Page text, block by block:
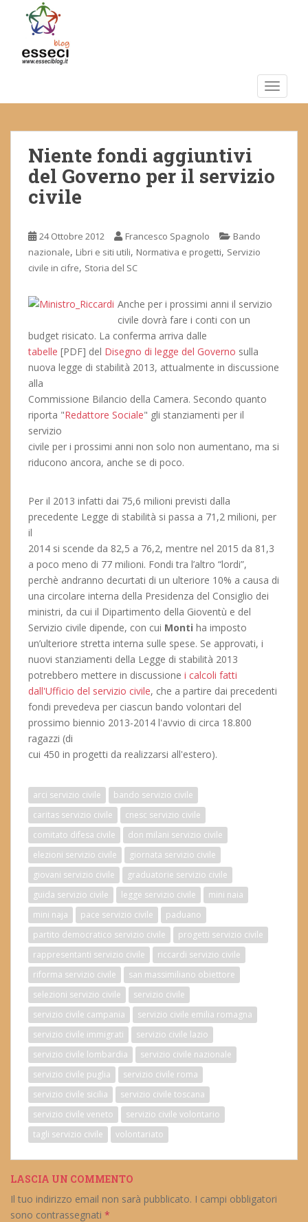
m
Niente fondi aggiuntivi
del Governo per il servizio
civile
24 Ottobre 2012 Francesco Spagnolo
Bando
nazionale, Libri e siti utili, Normativa e progetti, Servizio
civile in cifre, Storia del SC
Anche per i prossimi anni il servizio
civile dovrà fare i conti con un
budget risicato. La conferma arriva dalle
tabelle [PDF] del Disegno di legge del Governo sulla
nuova legge di stabilità 2013, attualmente in discussione
alla
Commissione Bilancio della Camera. Secondo quanto
riporta "Redattore Sociale" gli stanziamenti per il
servizio
civile per i prossimi anni non solo non aumentano, ma si
riducono ancora, anche se di poco.
Per il 2013 infatti dai 75,6 milioni previsti dalla
precedente Legge di stabilità si passa a 71,2 milioni, per
il
2014 si scende da 82,5 a 76,2, mentre nel 2015 da 81,3
a poco meno di 77 milioni. Fondi tra l’altro “lordi”,
perchè andranno decurtati di un ulteriore 10% a causa di
una circolare interna della Presidenza del Consiglio dei
ministri, da cui il Dipartimento della Gioventù e del
Servizio civile dipende, con cui Monti ha imposto
un’ulteriore stretta interna sulle spese. Se approvati, i
nuovi stanziamenti della Legge di stabilità 2013
potrebbero mettere in discussione i calcoli fatti
dall'Ufficio del servizio civile, che a partire dai precedenti
fondi prevedeva per ciascun bando volontari del
prossimo biennio 2013-2014 l'avvio di circa 18.800
ragazzi (di
cui 450 in progetti da realizzarsi all'estero).
arci servizio civile
bando servizio civile
caritas servizio civile
cnesc servizio civile
comitato difesa civile
don milani servizio civile
elezioni servizio civile
giornata servizio civile
giovani servizio civile
graduatorie servizio civile
guida servizio civile
legge servizio civile
mini naia
mini naja
pace servizio civile
paduano
partito democratico servizio civile
progetti servizio civile
rappresentanti servizio civile
riccardi servizio civile
riforma servizio civile
san massimiliano obiettore
selezioni servizio civile
servizio civile
servizio civile campania
servizio civile emilia romagna
servizio civile immigrati
servizio civile lazio
servizio civile lombardia
servizio civile nazionale
servizio civile puglia
servizio civile roma
servizio civile sicilia
servizio civile toscana
servizio civile veneto
servizio civile volontario
tagli servizio civile
volontariato
LASCIA UN COMMENTO
Il tuo indirizzo email non sarà pubblicato. I campi obbligatori
sono contrassegnati *